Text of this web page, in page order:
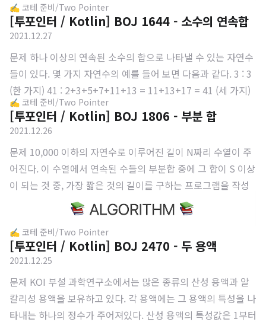
✍️ 코테 준비/Two Pointer
[투포인터 / Kotlin] BOJ 1644 - 소수의 연속합
2021.12.27
문제 하나 이상의 연속된 소수의 합으로 나타낼 수 있는 자연수
들이 있다. 몇 가지 자연수의 예를 들어 보면 다음과 같다. 3 : 3
(한 가지) 41 : 2+3+5+7+11+13 = 11+13+17 = 41 (세 가지)
53 : 5+7+11+13+17 = 53 (두 가지) 하지만 연속된 소수의 합
으로 나타낼 수 없는 자연수들도 있는데, 20이 그 예이다. 7+13
한 표현이 아니다. 또한 한 소수는 반드시 한 번만 덧셈에 사용
될 수 있기 때문에, 3+5+5+7과 같은 표현도 적합하지 않다. 자
연수가 주어졌을 때, 이 자연수를 연속된 소수의 합으로 나타낼
수 있는 경우의 수를 구하는 프로그램을 작성하시오. 입력 첫째
✍️ 코테 준비/Two Pointer
[투포인터 / Kotlin] BOJ 1806 - 부분 합
2021.12.26
문제 10,000 이하의 자연수로 이루어진 길이 N짜리 수열이 주
어진다. 이 수열에서 연속된 수들의 부분합 중에 그 합이 S 이상
이 되는 것 중, 가장 짧은 것의 길이를 구하는 프로그램을 작성
하시오. 입력 첫째 줄에 N (10 ≤ N < 100,000)과 S (0 < S ≤
100,000,000)가 주어진다. 둘째 줄에는 수열이 주어진다. 수열
의 각 원소는 공백으로 구분되어져 있으며, 10,000이하의 자연
수이다. 출력 첫째 줄에 구하고자 하는 최소의 길이를 출력한다.
만일 그러한 합을 만드는 것이 불가능하다면 0을 출력하면 된
다. 해결 방법 앞선 2문제와 다르게 정렬을 할 필요가 없는 문제
이다. 주어진 배열 자체에서의 가장 작은 길이의 부분 합을 찾아
야하기 때문이다. 알고리즘은 아래와 같다. 1. le..
✍️ 코테 준비/Two Pointer
[투포인터 / Kotlin] BOJ 2470 - 두 용액
2021.12.25
문제 KOI 부설 과학연구소에서는 많은 종류의 산성 용액과 알
칼리성 용액을 보유하고 있다. 각 용액에는 그 용액의 특성을 나
타내는 하나의 정수가 주어져있다. 산성 용액의 특성값은 1부터